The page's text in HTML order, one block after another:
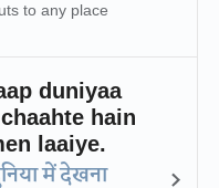
to any place
duniyaa
hain
laaiye.
में देखना